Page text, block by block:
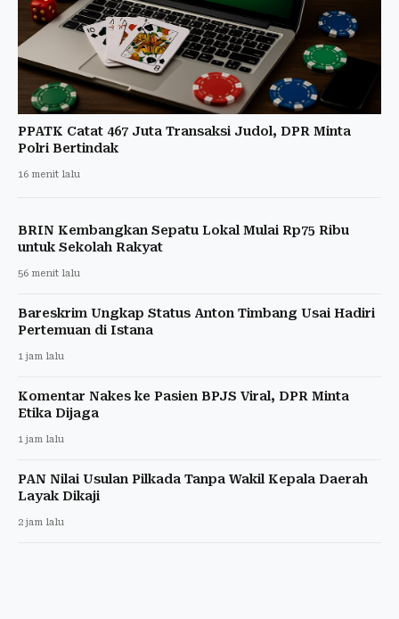
PPATK Catat 467 Juta Transaksi Judol, DPR Minta
Polri Bertindak
16 menit lalu
BRIN Kembangkan Sepatu Lokal Mulai Rp75 Ribu
untuk Sekolah Rakyat
56 menit lalu
Bareskrim Ungkap Status Anton Timbang Usai Hadiri
Pertemuan di Istana
1 jam lalu
Komentar Nakes ke Pasien BPJS Viral, DPR Minta
Etika Dijaga
1 jam lalu
PAN Nilai Usulan Pilkada Tanpa Wakil Kepala Daerah
Layak Dikaji
2 jam lalu